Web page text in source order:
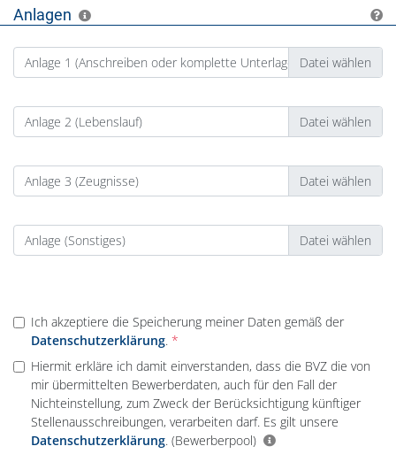
Anlagen
Anlage 1 (Anschreiben oder komplette Unterlagen)
Anlage 2 (Lebenslauf)
Anlage 3 (Zeugnisse)
Anlage (Sonstiges)
Ich akzeptiere die Speicherung meiner Daten gemäß der
Datenschutzerklärung.
Hiermit erkläre ich damit einverstanden, dass die BVZ die von
mir übermittelten Bewerberdaten, auch für den Fall der
Nichteinstellung, zum Zweck der Berücksichtigung künftiger
Stellenausschreibungen, verarbeiten darf. Es gilt unsere
Datenschutzerklärung. (Bewerberpool)